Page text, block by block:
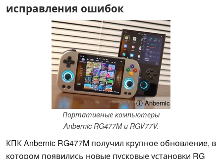
исправления ошибок
ⓘ Anbernic
Портативные компьютеры
Anbernic RG477M и RGV77V.
КПК Anbernic RG477M получил крупное обновление, в
котором появились новые пусковые установки RG